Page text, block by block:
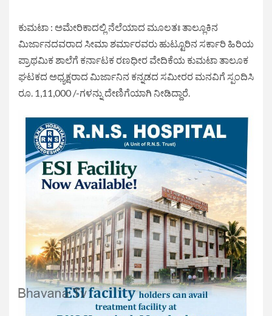
ಕುಮಟಾ : ಅಮೇರಿಕಾದಲ್ಲಿ ನೆಲೆಯಾದ ಮೂಲತಃ ತಾಲ್ಲೂಕಿನ
ಮಿರ್ಜಾನದವರಾದ ಸೀಮಾ ಶರ್ಮಾರವರು ಹುಟ್ಟೂರಿನ ಸರ್ಕಾರಿ ಹಿರಿಯ
ಪ್ರಾಥಮಿಕ ಶಾಲೆಗೆ ಕರ್ನಾಟಕ ರಣಧೀರ ವೇದಿಕೆಯ ಕುಮಟಾ ತಾಲೂಕ
ಘಟಕದ ಅಧ್ಯಕ್ಷರಾದ ಮಿರ್ಜಾನಿನ ಕನ್ನಡದ ಸಮೀರರ ಮನವಿಗೆ ಸ್ಪಂದಿಸಿ
ರೂ. 1,11,000 /-ಗಳನ್ನು ದೇಣಿಗೆಯಾಗಿ ನೀಡಿದ್ದಾರೆ.